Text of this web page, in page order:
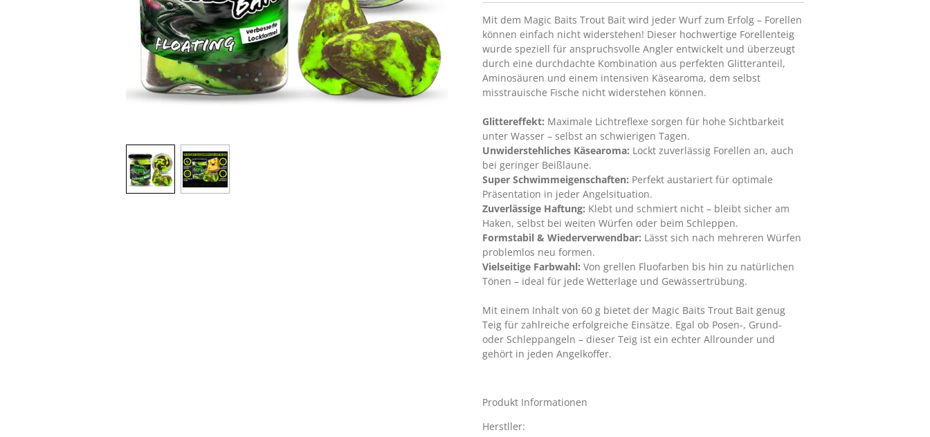
Mit dem Magic Baits Trout Bait wird jeder Wurf zum Erfolg – Forellen
können einfach nicht widerstehen! Dieser hochwertige Forellenteig
wurde speziell für anspruchsvolle Angler entwickelt und überzeugt
durch eine durchdachte Kombination aus perfekten Glitteranteil,
Aminosäuren und einem intensiven Käsearoma, dem selbst
misstrauische Fische nicht widerstehen können.
Glittereffekt: Maximale Lichtreflexe sorgen für hohe Sichtbarkeit
unter Wasser – selbst an schwierigen Tagen.
Unwiderstehliches Käsearoma: Lockt zuverlässig Forellen an, auch
bei geringer Beißlaune.
Super Schwimmeigenschaften: Perfekt austariert für optimale
Präsentation in jeder Angelsituation.
Zuverlässige Haftung: Klebt und schmiert nicht – bleibt sicher am
Haken, selbst bei weiten Würfen oder beim Schleppen.
Formstabil & Wiederverwendbar: Lässt sich nach mehreren Würfen
problemlos neu formen.
Vielseitige Farbwahl: Von grellen Fluofarben bis hin zu natürlichen
Tönen – ideal für jede Wetterlage und Gewässertrübung.
Mit einem Inhalt von 60 g bietet der Magic Baits Trout Bait genug
Teig für zahlreiche erfolgreiche Einsätze. Egal ob Posen-, Grund-
oder Schleppangeln – dieser Teig ist ein echter Allrounder und
gehört in jeden Angelkoffer.
Produkt Informationen
Herstller: